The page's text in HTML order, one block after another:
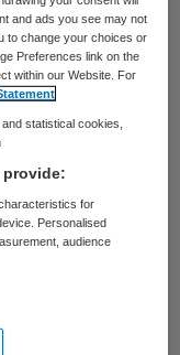
voor de
moet in
jaren
van de
het leveren
site
and ads you see may not
to change your choices or
Preferences link on the
within our Website. For
statistical cookies,
provide:
for
Personalised
audience